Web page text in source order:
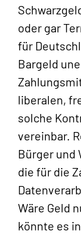
oder gar
für
Bargeld
liberalen,
solche
vereinbar.
Bürger und
die für die
Wäre Geld
könnte es